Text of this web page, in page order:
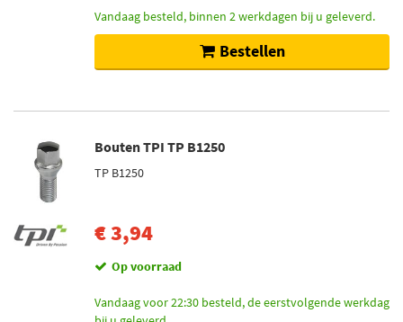
Vandaag besteld, binnen 2 werkdagen bij u geleverd.
Bestellen
Bouten TPI TP B1250
TP B1250
€ 3,94
Op voorraad
Vandaag voor 22:30 besteld, de eerstvolgende werkdag